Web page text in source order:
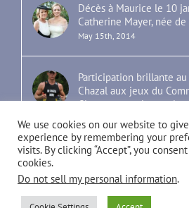
Décès à Maurice le 10
Catherine Mayer, née de
May 15th, 2014
Participation brillante
Chazal aux jeux du
Glasgow, sous les
We use cookies on our website to
experience by remembering your
visits. By clicking “Accept”, you
cookies.
Do not sell my personal information.